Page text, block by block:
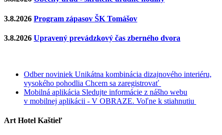
3.8.2026 Program zápasov ŠK Tomášov
3.8.2026 Upravený prevádzkový čas zberného dvora
Odber noviniek Unikátna kombinácia dizajnového interiéru,
vysokého pohodlia Chcem sa zaregistrovať
Mobilná aplikácia Sledujte informácie z nášho webu
v mobilnej aplikácii - V OBRAZE. Voľne k stiahnutiu
Art Hotel Kaštieľ